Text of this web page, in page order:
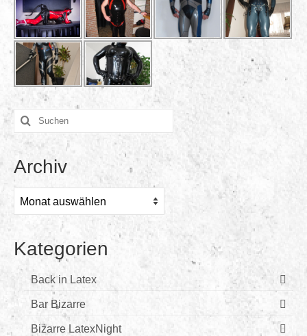
Suchen
nach:
Archiv
Kategorien
Back in Latex
Bar Bizarre
Bizarre LatexNight